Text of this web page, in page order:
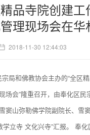
品寺院创建工
理现场会在华
2018-11-30 12:44:03
局和佛教协会主办的“全区
场会”隆重召开，由奉化区民
窦山弥勒佛学院副院长、雪
学立寺 文化兴寺”汇报。 奉